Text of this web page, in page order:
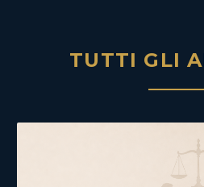
TUTTI GLI